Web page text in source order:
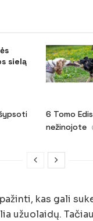
sielą
6 Tomo
nežinojote
kas gali
užuolaidų.